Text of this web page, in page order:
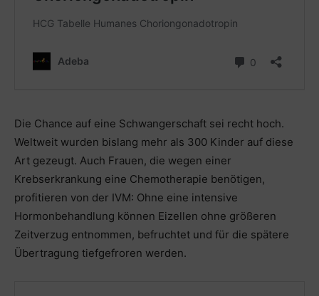
Die Chance auf eine Schwangerschaft sei recht hoch.
Weltweit wurden bislang mehr als 300 Kinder auf diese
Art gezeugt. Auch Frauen, die wegen einer
Krebserkrankung eine Chemotherapie benötigen,
profitieren von der IVM: Ohne eine intensive
Hormonbehandlung können Eizellen ohne größeren
Zeitverzug entnommen, befruchtet und für die spätere
Übertragung tiefgefroren werden.